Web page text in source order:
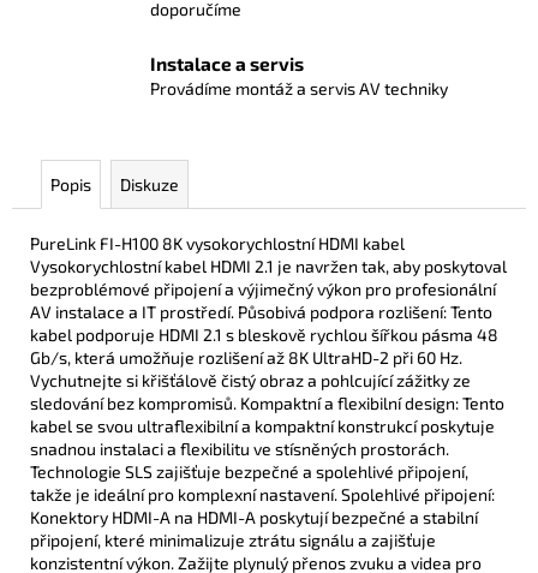
doporučíme
Instalace a servis
Provádíme montáž a servis AV techniky
Popis Diskuze
PureLink FI-H100 8K vysokorychlostní HDMI kabel
Vysokorychlostní kabel ​​HDMI 2.1 je navržen tak, aby poskytoval
bezproblémové připojení a výjimečný výkon pro profesionální
AV instalace a IT prostředí. Působivá podpora rozlišení: Tento
kabel podporuje HDMI 2.1 s bleskově rychlou šířkou pásma 48
Gb/s, která umožňuje rozlišení až 8K UltraHD-2 při 60 Hz.
Vychutnejte si křišťálově čistý obraz a pohlcující zážitky ze
sledování bez kompromisů. Kompaktní a flexibilní design: Tento
kabel se svou ultraflexibilní a kompaktní konstrukcí poskytuje
snadnou instalaci a flexibilitu ve stísněných prostorách.
Technologie SLS zajišťuje bezpečné a spolehlivé připojení,
takže je ideální pro komplexní nastavení. Spolehlivé připojení:
Konektory HDMI-A na HDMI-A poskytují bezpečné a stabilní
připojení, které minimalizuje ztrátu signálu a zajišťuje
konzistentní výkon. Zažijte plynulý přenos zvuku a videa pro